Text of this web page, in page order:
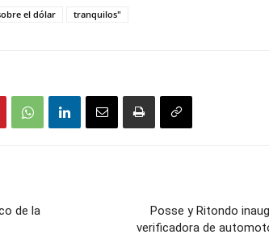
el dólar tranquilos"
de la
Posse y Ritondo
verificadora de